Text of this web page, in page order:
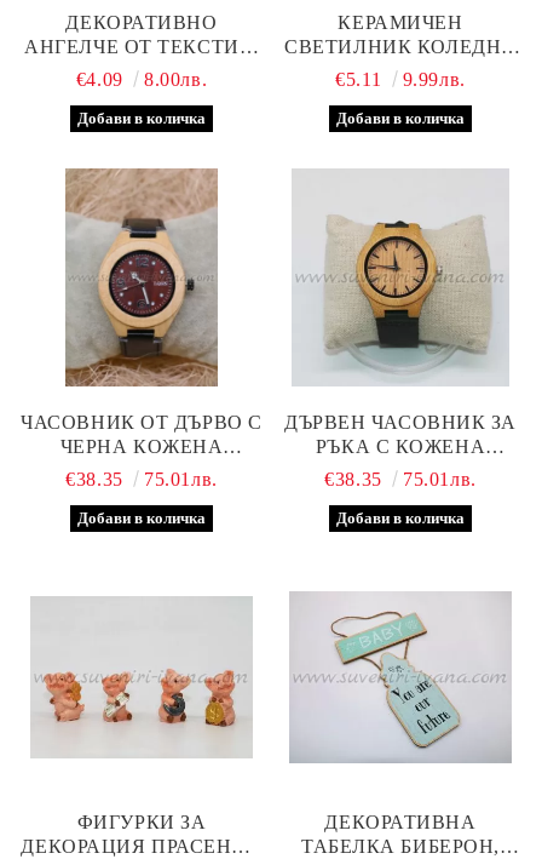
ДЕКОРАТИВНО
АНГЕЛЧЕ ОТ ТЕКСТИЛ,
МОДЕЛ ТРИ
€4.09 8.00лв.
КЕРАМИЧЕН
СВЕТИЛНИК КОЛЕДНО
ГНОМЧЕ
€5.11 9.99лв.
ЧАСОВНИК ОТ ДЪРВО С
ЧЕРНА КОЖЕНА
КАИШКА
€38.35 75.01лв.
ДЪРВЕН ЧАСОВНИК ЗА
РЪКА С КОЖЕНА
КАИШКА, МОДЕЛ
€38.35 75.01лв.
ФИГУРКИ ЗА
ДЕКОРАЦИЯ ПРАСЕНЦА
ДЕКОРАТИВНА
ТАБЕЛКА БИБЕРОН,